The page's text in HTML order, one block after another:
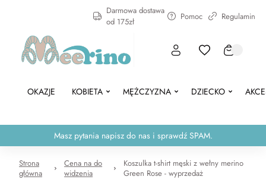
Darmowa dostawa
od 175zł
Pomoc Regulamin
OKAZJE KOBIETA MĘŻCZYZNA DZIECKO
Masz pytania napisz do nas i sprawdź SPAM.
Strona
główna
Cena na do
widzenia
Koszulka t-shirt męski z wełny merino
Green Rose - wyprzedaż